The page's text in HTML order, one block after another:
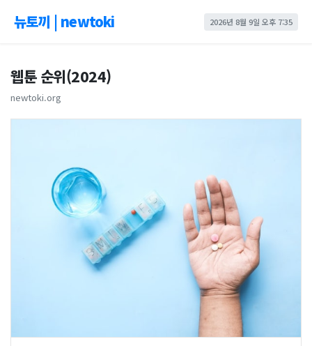
뉴토끼 | newtoki 2026년 8월 9일 오후 7:35
웹툰 순위(2024)
newtoki.org